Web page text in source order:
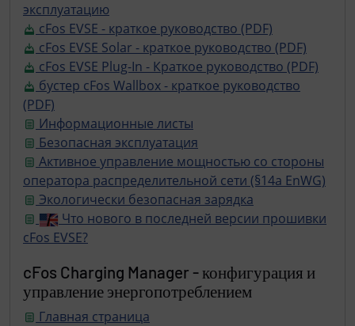
эксплуатацию
cFos EVSE - краткое руководство (PDF)
cFos EVSE Solar - краткое руководство (PDF)
cFos EVSE Plug-In - Краткое руководство (PDF)
бустер cFos Wallbox - краткое руководство
(PDF)
Информационные листы
Безопасная эксплуатация
Активное управление мощностью со стороны
оператора распределительной сети (§14a EnWG)
Экологически безопасная зарядка
Что нового в последней версии прошивки
cFos EVSE?
cFos Charging Manager - конфигурация и
управление энергопотреблением
Главная страница